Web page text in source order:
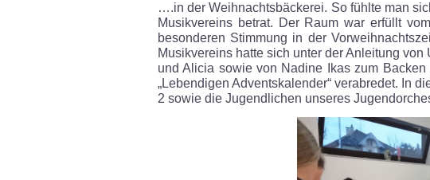
….in der Weihnachtsbäckerei. So fühlte man
Musikvereins betrat. Der Raum war erfüllt
besonderen Stimmung in der
Musikvereins hatte sich unter der Anleitung
und Alicia sowie von Nadine Ikas zum Backen
„Lebendigen Adventskalender“ verabredet. In
2 sowie die Jugendlichen unseres